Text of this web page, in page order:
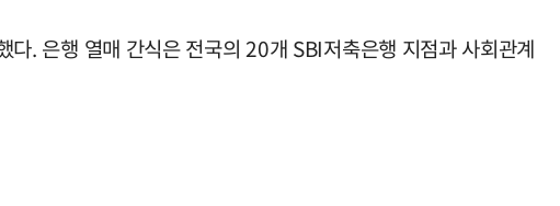
. 은행 열매 간식은 전국의 20개 SBI저축은행 지점과 사회관계